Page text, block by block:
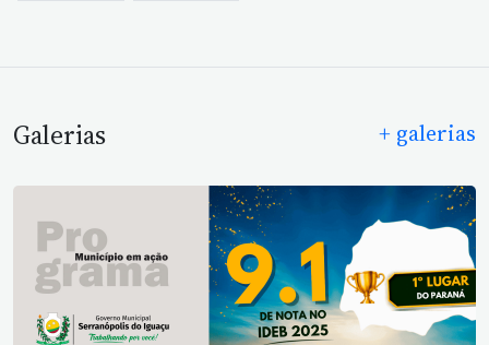
Galerias + galerias